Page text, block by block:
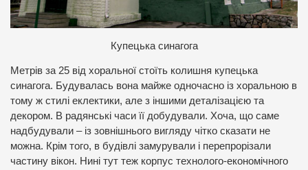
Купецька синагога
Метрів за 25 від хоральної стоїть колишня купецька
синагога. Будувалась вона майже одночасно із хоральною в
тому ж стилі еклектики, але з іншими деталізацією та
декором. В радянські часи її добудували. Хоча, що саме
надбудували – із зовнішнього вигляду чітко сказати не
можна. Крім того, в будівлі замурували і перепрорізали
частину вікон. Нині тут теж корпус технолого-економічного